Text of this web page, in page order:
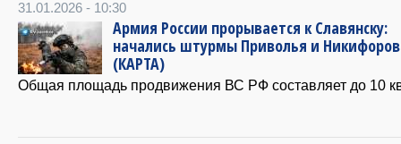
31.01.2026 - 10:30
Армия России прорывается к Славянску:
начались штурмы Приволья и
(КАРТА)
Общая площадь продвижения ВС РФ составляет до 10